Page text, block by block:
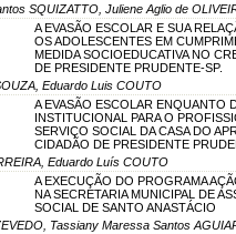
SQUIZATTO, Juliene Aglio de
A EVASÃO ESCOLAR E SUA
OS ADOLESCENTES EM
MEDIDA SOCIOEDUCATIVA NO
DE PRESIDENTE PRUDENTE-SP.
Eduardo Luis COUTO
A EVASÃO ESCOLAR ENQUANTO
INSTITUCIONAL PARA O
SERVIÇO SOCIAL DA CASA DO
CIDADÃO DE PRESIDENTE
Eduardo Luís COUTO
A EXECUÇÃO DO PROGRAMA
NA SECRETARIA MUNICIPAL DE
SOCIAL DE SANTO ANASTÁCIO
Tassiany Maressa Santos